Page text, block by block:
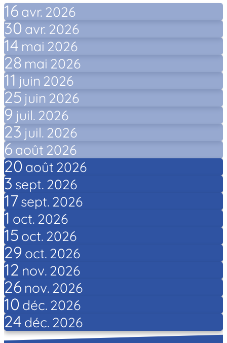
16 avr. 2026
30 avr. 2026
14 mai 2026
28 mai 2026
11 juin 2026
25 juin 2026
9 juil. 2026
23 juil. 2026
6août 2026
20 août 2026
3 sept. 2026
17sept. 2026
1 oct. 2026
15 oct. 2026
29 oct. 2026
12 nov. 2026
26 nov. 2026
10 déc. 2026
24 déc. 2026